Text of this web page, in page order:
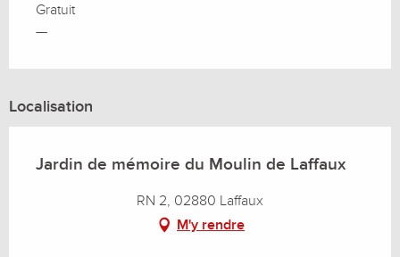
Gratuit
—
Localisation
Jardin de mémoire du Moulin de Laffaux
RN 2, 02880 Laffaux
M'y rendre